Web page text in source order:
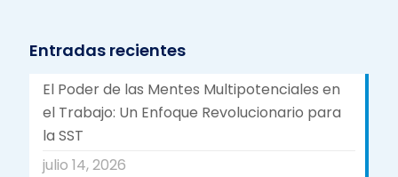
Entradas recientes
El Poder de las Mentes Multipotenciales en
el Trabajo: Un Enfoque Revolucionario para
la SST
julio 14, 2026